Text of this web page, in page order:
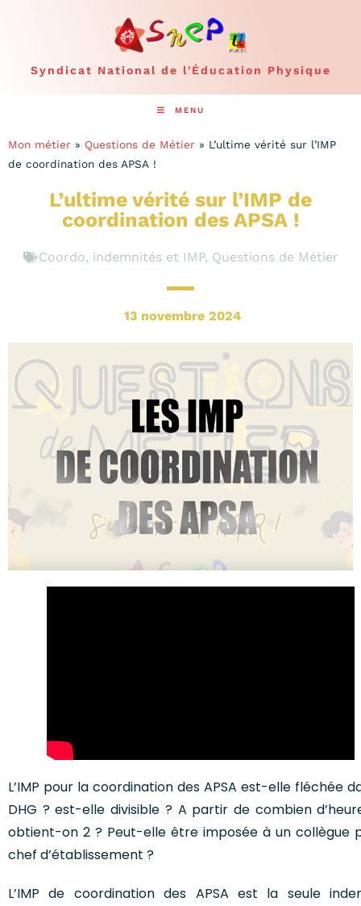
Syndicat National de l'Éducation Physique
MENU
Mon métier » Questions de Métier » L’ultime vérité sur l’IMP
de coordination des APSA !
L’ultime vérité sur l’IMP de
coordination des APSA !
Coordo, indemnités et IMP, Questions de Métier
13 novembre 2024
L’IMP pour la coordination des APSA est-elle fléchée
DHG ? est-elle divisible ? A partir de combien
obtient-on 2 ? Peut-elle être imposée à un collègue
chef d’établissement ?
L’IMP de coordination des APSA est la seule